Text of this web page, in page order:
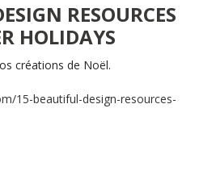
RESOURCES
HOLIDAYS
créations de Noël.
15-beautiful-design-resources-